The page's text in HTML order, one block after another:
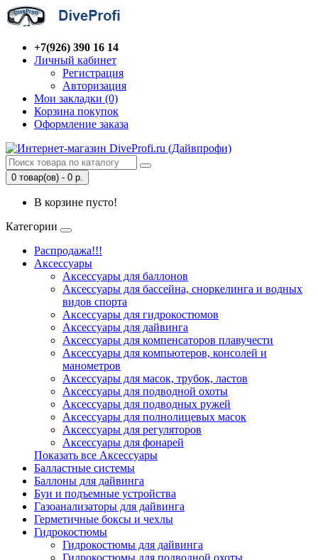
+7(926) 390 16 14
Личный кабинет
Регистрация
Авторизация
Мои закладки (0)
Корзина покупок
Оформление заказа
0 товар(ов) - 0 р.
В корзине пусто!
Категории
Распродажа!!!
Аксессуары
Аксессуары для баллонов
Аксессуары для бассейна, сноркелинга и водных
видов спорта
Аксессуары для гидрокостюмов
Аксессуары для дайвинга
Аксессуары для компенсаторов плавучести
Аксессуары для компьютеров, консолей и
манометров
Аксессуары для масок, трубок, ластов
Аксессуары для подводной охоты
Аксессуары для подводных ружей
Аксессуары для полнолицевых масок
Аксессуары для регуляторов
Аксессуары для фонарей
Показать все Аксессуары
Балластные системы
Баллоны для дайвинга
Буи и подъемные устройства
Газоанализаторы для дайвинга
Герметичные боксы и чехлы
Гидрокостюмы
Гидрокостюмы для дайвинга
Гидрокостюмы для подводной охоты